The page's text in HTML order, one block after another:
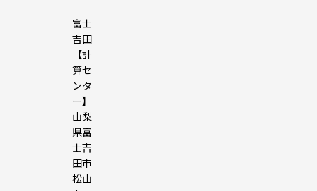
富士
吉田
【計
算セ
ンタ
ー】
山梨
県富
士吉
田市
松山